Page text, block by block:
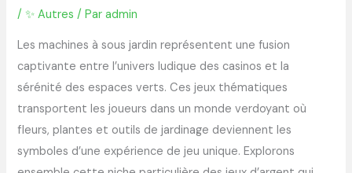
/✨ Autres / Paradmin
Les machines à sous jardin représentent une fusion
captivante entre l’univers ludique des casinos et la
sérénité des espaces verts. Ces jeux thématiques
transportent les joueurs dans un monde verdoyant où
fleurs, plantes et outils de jardinage deviennent les
symboles d’une expérience de jeu unique. Explorons